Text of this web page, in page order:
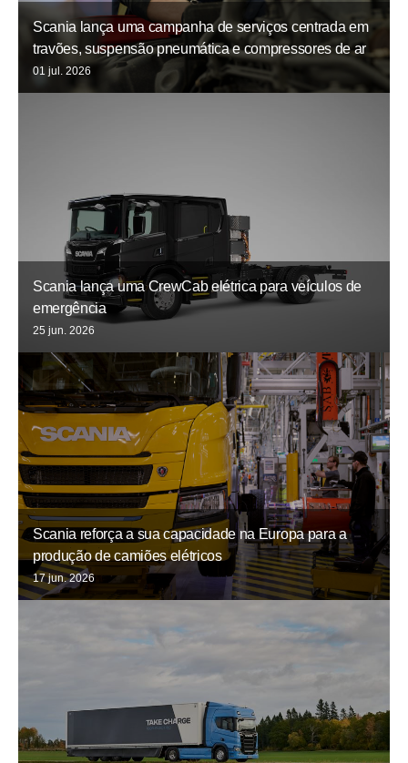
Scania lança uma campanha de serviços centrada em
travões, suspensão pneumática e compressores de ar
01 jul. 2026
Scania lança uma CrewCab elétrica para veículos de
emergência
25 jun. 2026
Scania reforça a sua capacidade na Europa para a
produção de camiões elétricos
17 jun. 2026